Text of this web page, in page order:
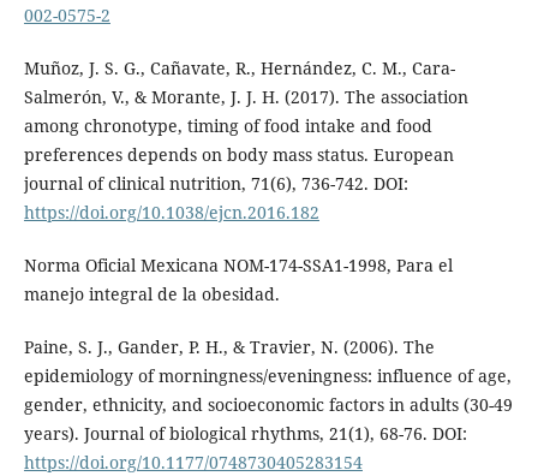
002-0575-2
Muñoz, J. S. G., Cañavate, R., Hernández, C. M., Cara-
Salmerón, V., & Morante, J. J. H. (2017). The association
among chronotype, timing of food intake and food
preferences depends on body mass status. European
journal of clinical nutrition, 71(6), 736-742. DOI:
https://doi.org/10.1038/ejcn.2016.182
Norma Oficial Mexicana NOM-174-SSA1-1998, Para el
manejo integral de la obesidad.
Paine, S. J., Gander, P. H., & Travier, N. (2006). The
epidemiology of morningness/eveningness: influence of age,
gender, ethnicity, and socioeconomic factors in adults (30-49
years). Journal of biological rhythms, 21(1), 68-76. DOI:
https://doi.org/10.1177/0748730405283154